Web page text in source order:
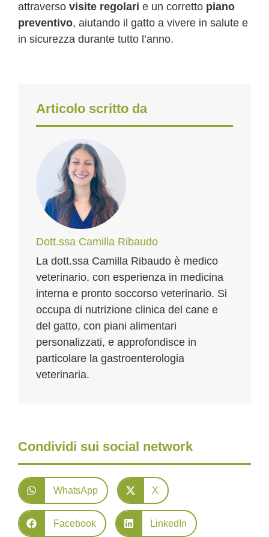
attraverso visite regolari e un corretto piano
preventivo, aiutando il gatto a vivere in salute e
in sicurezza durante tutto l’anno.
Articolo scritto da
Dott.ssa Camilla Ribaudo
La dott.ssa Camilla Ribaudo è medico
veterinario, con esperienza in medicina
interna e pronto soccorso veterinario. Si
occupa di nutrizione clinica del cane e
del gatto, con piani alimentari
personalizzati, e approfondisce in
particolare la gastroenterologia
veterinaria.
Condividi sui social network
WhatsApp X
Facebook LinkedIn